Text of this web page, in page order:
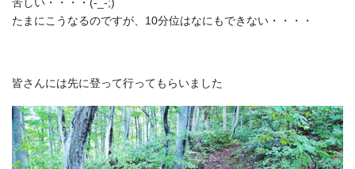
たまにこうなるのですが、10分位はなにもできない・・・・
皆さんには先に登って行ってもらいました